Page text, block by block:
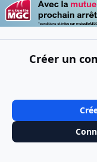
Créer un